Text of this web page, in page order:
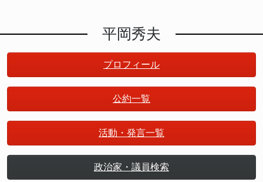
平岡秀夫
プロフィール
公約一覧
活動・発言一覧
政治家・議員検索